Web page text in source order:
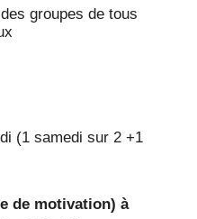
groupes de tous
(1 samedi sur 2 +1
de motivation) à